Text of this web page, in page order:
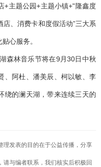
+主题公园+主题小镇+"隆鑫度
店、消费卡和度假活动”三大系
心服务。
林音乐节将在9月30日中秋
、阿杜、潘美辰、柯以敏、李
绕的澜天湖，带来连续三天的
理发表的目的在于公益传播，分享
与编者联系，我们核实后积极回